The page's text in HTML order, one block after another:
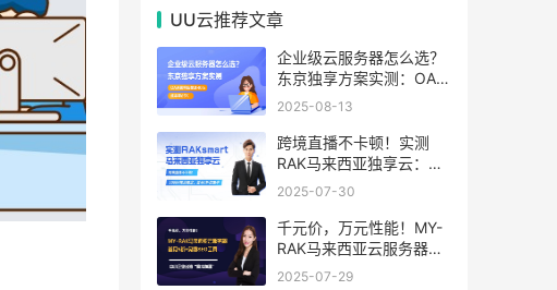
UU云推荐文章
企业级云服务器怎么选？
东京独享方案实测：OA系
统响应提速40%，成本降
2025-08-13
跨境直播不卡顿！实测
RAK马来西亚独享云：
1080P推流稳定，首月6
2025-07-30
千元价，万元性能！MY-
RAK马来西亚云服务器：
首月5折+免费SEO工具，
2025-07-29